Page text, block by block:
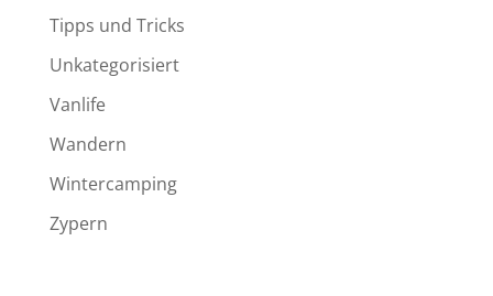
Tipps und Tricks
Unkategorisiert
Vanlife
Wandern
Wintercamping
Zypern